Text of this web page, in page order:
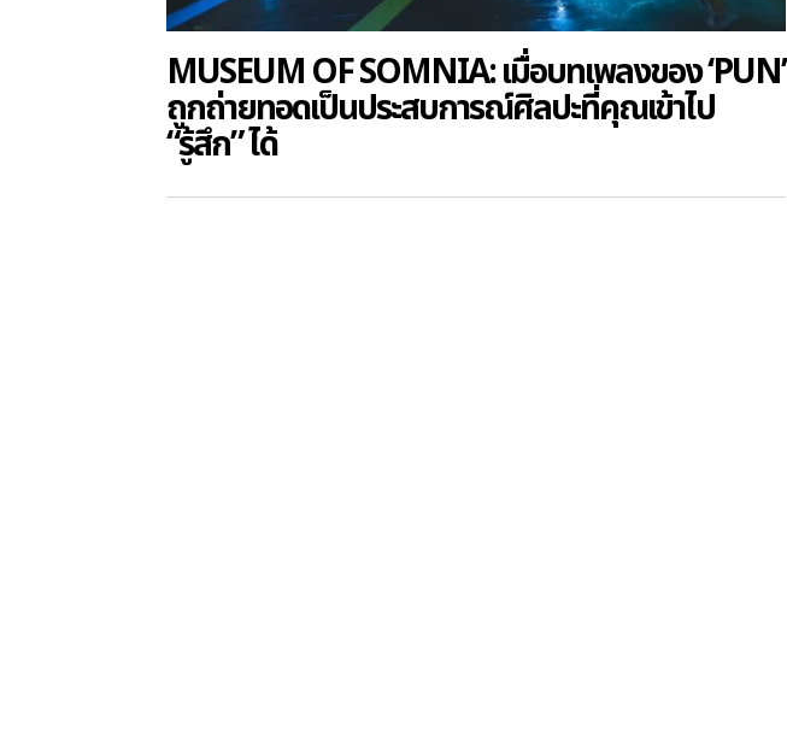
MUSEUM OF SOMNIA: เมื่อบทเพลงของ ‘PUN’
ถูกถ่ายทอดเป็นประสบการณ์ศิลปะที่คุณเข้าไป
“รู้สึก” ได้